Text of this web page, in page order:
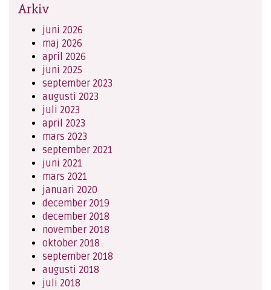
Arkiv
juni 2026
maj 2026
april 2026
juni 2025
september 2023
augusti 2023
juli 2023
april 2023
mars 2023
september 2021
juni 2021
mars 2021
januari 2020
december 2019
december 2018
november 2018
oktober 2018
september 2018
augusti 2018
juli 2018